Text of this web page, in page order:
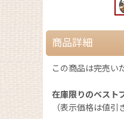
商品詳細
この商品は完売い
在庫限りのベス
（表示価格は値引